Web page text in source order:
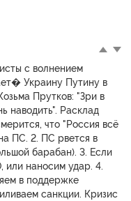
с волнением
Украину Путину в
Прутков: "Зри в
наводить". Расклад
что "Россия всё
ПС. 2. ПС рвется в
барабан). 3. Если
или наносим удар. 4.
в поддержке
санкции. Кризис